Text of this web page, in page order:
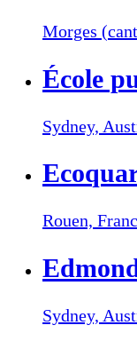
Morges
École
Sydney,
Rouen,
Sydney,